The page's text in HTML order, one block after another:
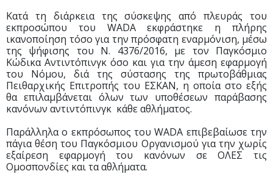
Κατά τη διάρκεια της σύσκεψης από πλευράς του
εκπροσώπου του WADA εκφράστηκε η πλήρης
ικανοποίηση τόσο για την πρόσφατη εναρμόνιση, μέσω
της ψήφισης του Ν. 4376/2016, με τον Παγκόσμιο
Κώδικα Αντιντόπινγκ όσο και για την άμεση εφαρμογή
του Νόμου, διά της σύστασης της πρωτοβάθμιας
Πειθαρχικής Επιτροπής του ΕΣΚΑΝ, η οποία στο εξής
θα επιλαμβάνεται όλων των υποθέσεων παράβασης
κανόνων αντιντόπινγκ κάθε αθλήματος.
Παράλληλα ο εκπρόσωπος του WADA επιβεβαίωσε την
πάγια θέση του Παγκόσμιου Οργανισμού για την χωρίς
εξαίρεση εφαρμογή του κανόνων σε ΟΛΕΣ τις
Ομοσπονδίες και τα αθλήματα.